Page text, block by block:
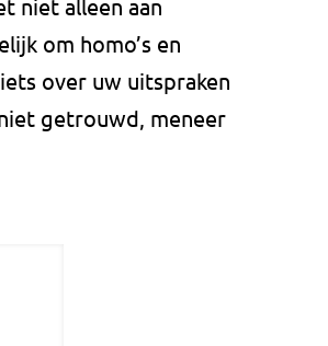
niet alleen aan
om homo’s en
over uw uitspraken
getrouwd, meneer